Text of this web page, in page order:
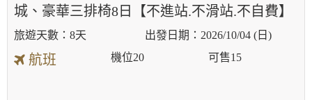
城、豪華三排椅8日【不進站.不滑站.不自費】
8天 2026/10/04 (日)
航班 機位20 可售15